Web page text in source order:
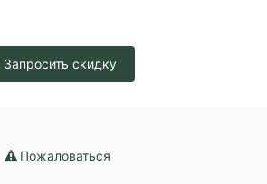
Запросить скидку
Пожаловаться